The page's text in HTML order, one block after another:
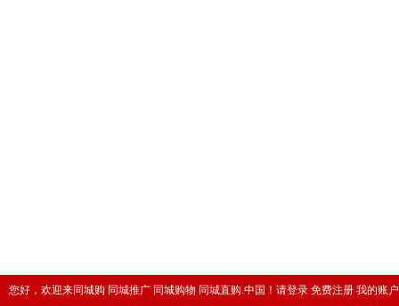
您好，欢迎来同城购 同城推广 同城购物 同城直购.中国！ 请登录 免费注册 我的账户